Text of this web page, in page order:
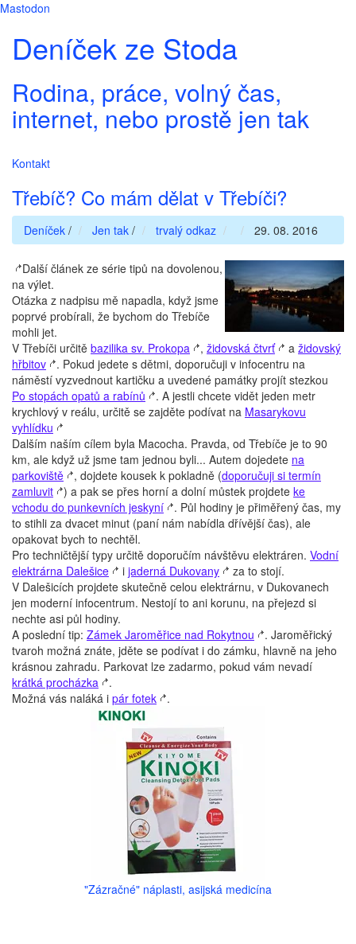
Mastodon
Deníček ze Stoda
Rodina, práce, volný čas,
internet, nebo prostě jen tak
Kontakt
Třebíč? Co mám dělat v Třebíči?
Deníček / Jen tak / trvalý odkaz 29. 08. 2016
Další článek ze série tipů na dovolenou,
na výlet.
Otázka z nadpisu mě napadla, když jsme
poprvé probírali, že bychom do Třebíče
mohli jet.
V Třebíči určitě bazilika sv. Prokopa , židovská čtvrť a židovský
hřbitov
. Pokud jedete s dětmi, doporučuji v infocentru na
náměstí vyzvednout kartičku a uvedené památky projít stezkou
Po stopách opatů a rabínů
. A jestli chcete vidět jeden metr
krychlový v reálu, určitě se zajděte podívat na Masarykovu
vyhlídku
Dalším naším cílem byla Macocha. Pravda, od Třebíče je to 90
km, ale když už jsme tam jednou byli... Autem dojedete na
parkoviště
, dojdete kousek k pokladně (doporučuji si termín
zamluvit
) a pak se přes horní a dolní můstek projdete ke
vchodu do punkevních jeskyní
. Půl hodiny je přiměřený čas, my
to stihli za dvacet minut (paní nám nabídla dřívější čas), ale
opakovat bych to nechtěl.
Pro techničtější typy určitě doporučím návštěvu elektráren. Vodní
elektrárna Dalešice
i jaderná Dukovany
za to stojí.
V Dalešicích projdete skutečně celou elektrárnu, v Dukovanech
jen moderní infocentrum. Nestojí to ani korunu, na přejezd si
nechte asi půl hodiny.
A poslední tip: Zámek Jaroměřice nad Rokytnou
. Jaroměřický
tvaroh možná znáte, jděte se podívat i do zámku, hlavně na jeho
krásnou zahradu. Parkovat lze zadarmo, pokud vám nevadí
krátká procházka
.
Možná vás naláká i pár fotek .
"Zázračné" náplasti, asijská medicína